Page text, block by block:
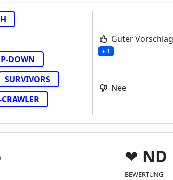
DOWN
SURVIVORS
Guter Vorschlag
+ 1
Nee
ND
BEWERTUNG